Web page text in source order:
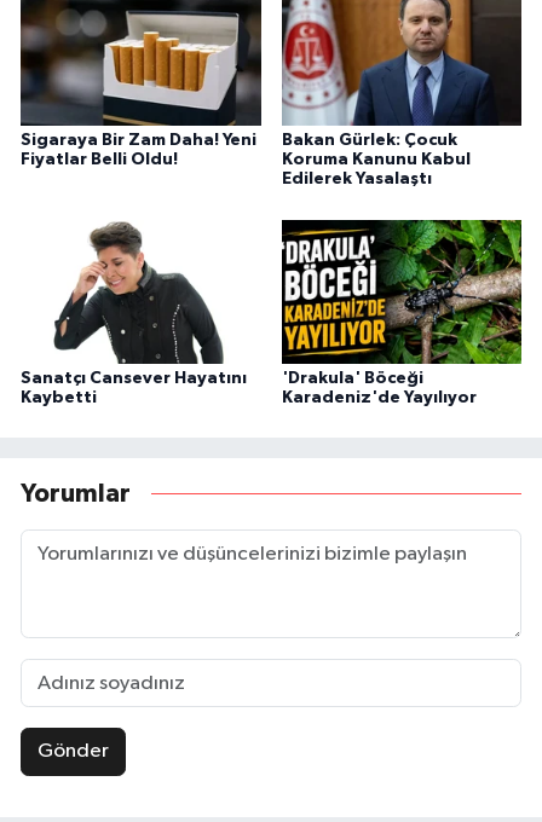
Sigaraya Bir Zam Daha! Yeni
Fiyatlar Belli Oldu!
Bakan Gürlek: Çocuk
Koruma Kanunu Kabul
Edilerek Yasalaştı
Sanatçı Cansever Hayatını
Kaybetti
'Drakula' Böceği
Karadeniz'de Yayılıyor
Yorumlar
Gönder